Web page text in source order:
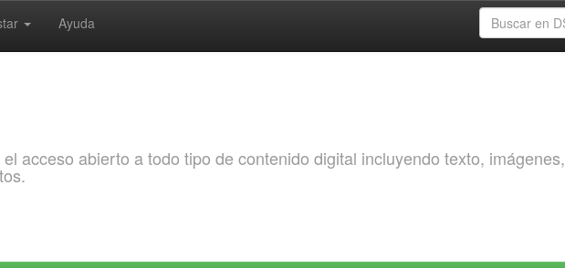
Ayuda
acceso abierto a todo tipo de contenido digital incluyendo texto, imágenes,